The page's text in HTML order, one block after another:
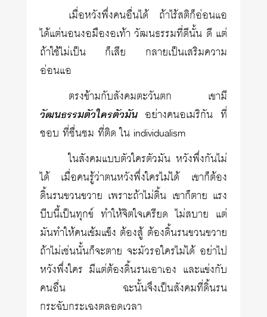
เมื่อหวังพึ่งคนอื่นได้ ถ้าไร้สติก็อ่อนแอ
ได้แต่นอนงอมืองอเท้า วัฒนธรรมที่ดีนั้น ดี แต่
ถ้าใช้ไม่เป็น ก็เสีย กลายเป็นเสริมความ
อ่อนแอ
ตรงข้ามกับสังคมตะวันตก เขามี
วัฒนธรรมตัวใครตัวมัน อย่างคนอเมริกัน ที่
ชอบ ที่ชื่นชม ที่ติด ใน individualism
ในสังคมแบบตัวใครตัวมัน หวังพึ่งกันไม่
ได้ เมื่อคนรู้ว่าตนหวังพึ่งใครไม่ได้ เขาก็ต้อง
ดิ้นรนขวนขวาย เพราะถ้าไม่ดิ้น เขาก็ตาย แรง
บีบนี้เป็นทุกข์ ทำให้จิตใจเครียด ไม่สบาย แต่
มันทำให้คนเข้มแข็ง ต้องสู้ ต้องดิ้นรนขวนขวาย
ถ้าไม่เช่นนั้นก็จะตาย จะมัวรอใครไม่ได้ อย่าไป
หวังพึ่งใคร มีแต่ต้องดิ้นรนเอาเอง และแข่งกับ
คนอื่น ฉะนั้นจึงเป็นสังคมที่ดิ้นรน
กระฉับกระเฉงตลอดเวลา